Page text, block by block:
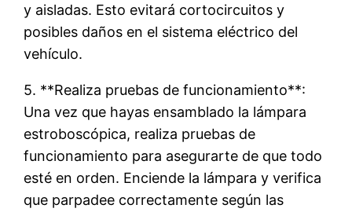
y aisladas. Esto evitará cortocircuitos y
posibles daños en el sistema eléctrico del
vehículo.
5. **Realiza pruebas de funcionamiento**:
Una vez que hayas ensamblado la lámpara
estroboscópica, realiza pruebas de
funcionamiento para asegurarte de que todo
esté en orden. Enciende la lámpara y verifica
que parpadee correctamente según las